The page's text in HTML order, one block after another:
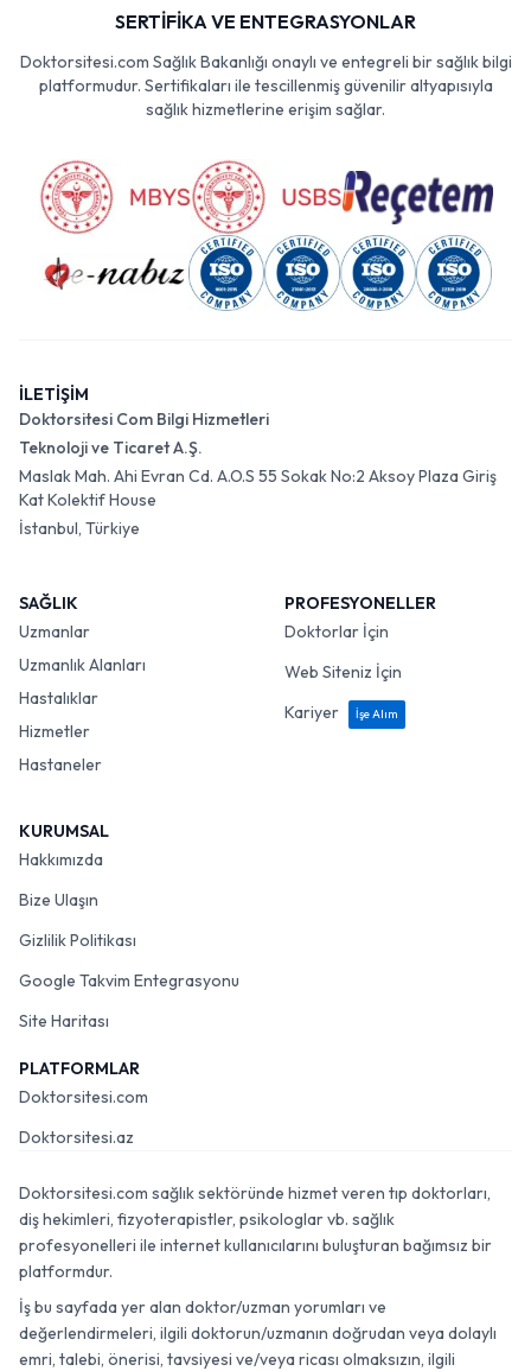
SERTİFİKA VE ENTEGRASYONLAR
Doktorsitesi.com Sağlık Bakanlığı onaylı ve entegreli bir sağlık bilgi
platformudur. Sertifikaları ile tescillenmiş güvenilir altyapısıyla
sağlık hizmetlerine erişim sağlar.
İLETİŞİM
Doktorsitesi Com Bilgi Hizmetleri
Teknoloji ve Ticaret A.Ş.
Maslak Mah. Ahi Evran Cd. A.O.S 55 Sokak No:2 Aksoy Plaza Giriş
Kat Kolektif House
İstanbul, Türkiye
SAĞLIK
Uzmanlar
Uzmanlık Alanları
Hastalıklar
Hizmetler
Hastaneler
PROFESYONELLER
Doktorlar İçin
Web Siteniz İçin
Kariyer
İşe Alım
KURUMSAL
Hakkımızda
Bize Ulaşın
Gizlilik Politikası
Google Takvim Entegrasyonu
Site Haritası
PLATFORMLAR
Doktorsitesi.com
Doktorsitesi.az
Doktorsitesi.com sağlık sektöründe hizmet veren tıp doktorları,
diş hekimleri, fizyoterapistler, psikologlar vb. sağlık
profesyonelleri ile internet kullanıcılarını buluşturan bağımsız bir
platformdur.
İş bu sayfada yer alan doktor/uzman yorumları ve
değerlendirmeleri, ilgili doktorun/uzmanın doğrudan veya dolaylı
emri, talebi, önerisi, tavsiyesi ve/veya ricası olmaksızın, ilgili